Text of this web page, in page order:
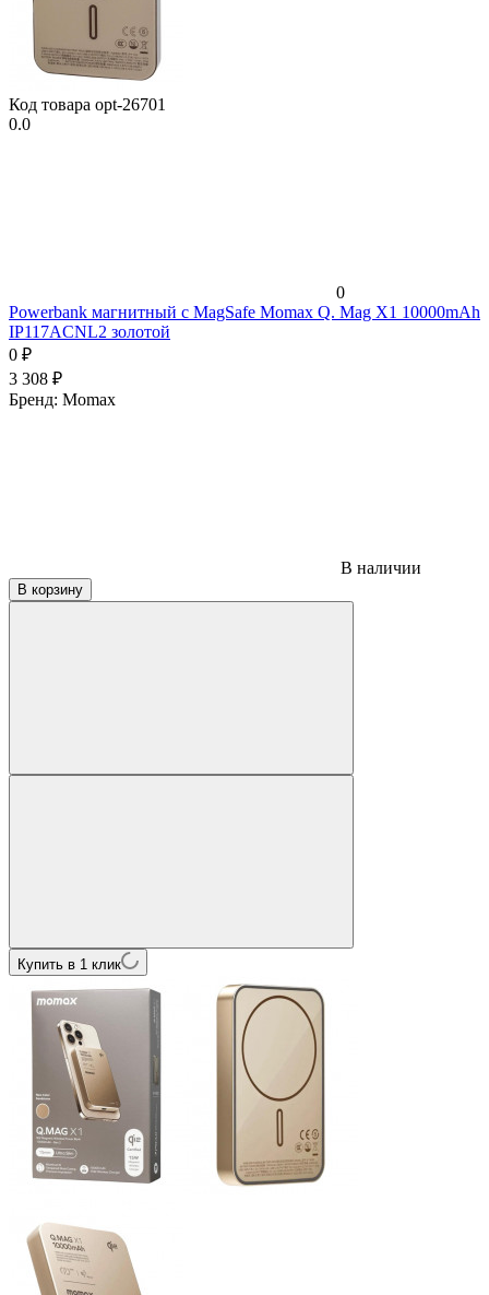
Код товара opt-26701
0.0
0
Powerbank магнитный с MagSafe Momax Q. Mag X1 10000mAh
IP117ACNL2 золотой
0 ₽
3 308 ₽
Бренд: Momax
В наличии
В корзину
Купить в 1 клик